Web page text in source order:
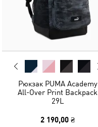
Рюкзак PUMA Academy
All-Over Print Backpack
29L
2 190,00 ₴